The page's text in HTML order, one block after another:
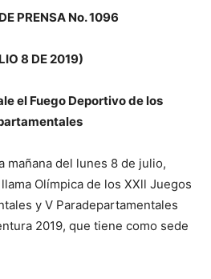
PRENSA No. 1096
8 DE 2019)
el Fuego Deportivo de los
mañana del lunes 8 de julio,
Olímpica de los XXll Juegos
y V Paradepartamentales
2019, que tiene como sede